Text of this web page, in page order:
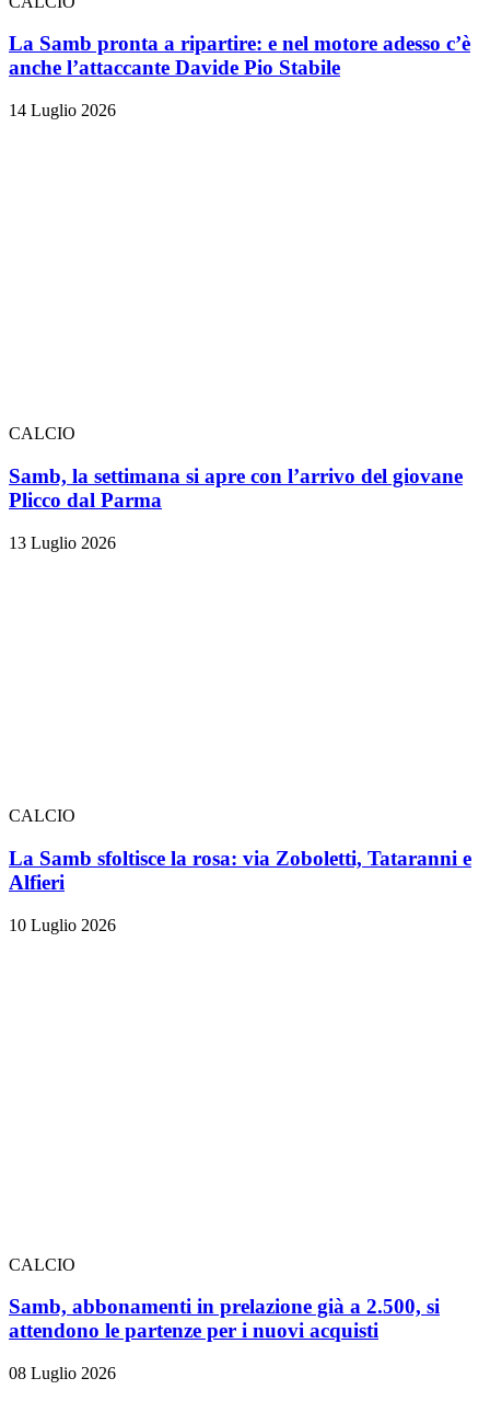
La Samb pronta a ripartire: e nel motore adesso c’è
anche l’attaccante Davide Pio Stabile
14 Luglio 2026
CALCIO
Samb, la settimana si apre con l’arrivo del giovane
Plicco dal Parma
13 Luglio 2026
CALCIO
La Samb sfoltisce la rosa: via Zoboletti, Tataranni e
Alfieri
10 Luglio 2026
CALCIO
Samb, abbonamenti in prelazione già a 2.500, si
attendono le partenze per i nuovi acquisti
08 Luglio 2026